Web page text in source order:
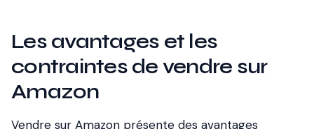
Les avantages et les
contraintes de vendre sur
Amazon
Vendre sur Amazon présente des avantages